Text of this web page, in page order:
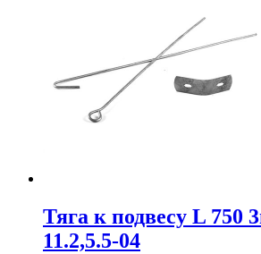
Тяга к подвесу L 750
11.2,5.5-04